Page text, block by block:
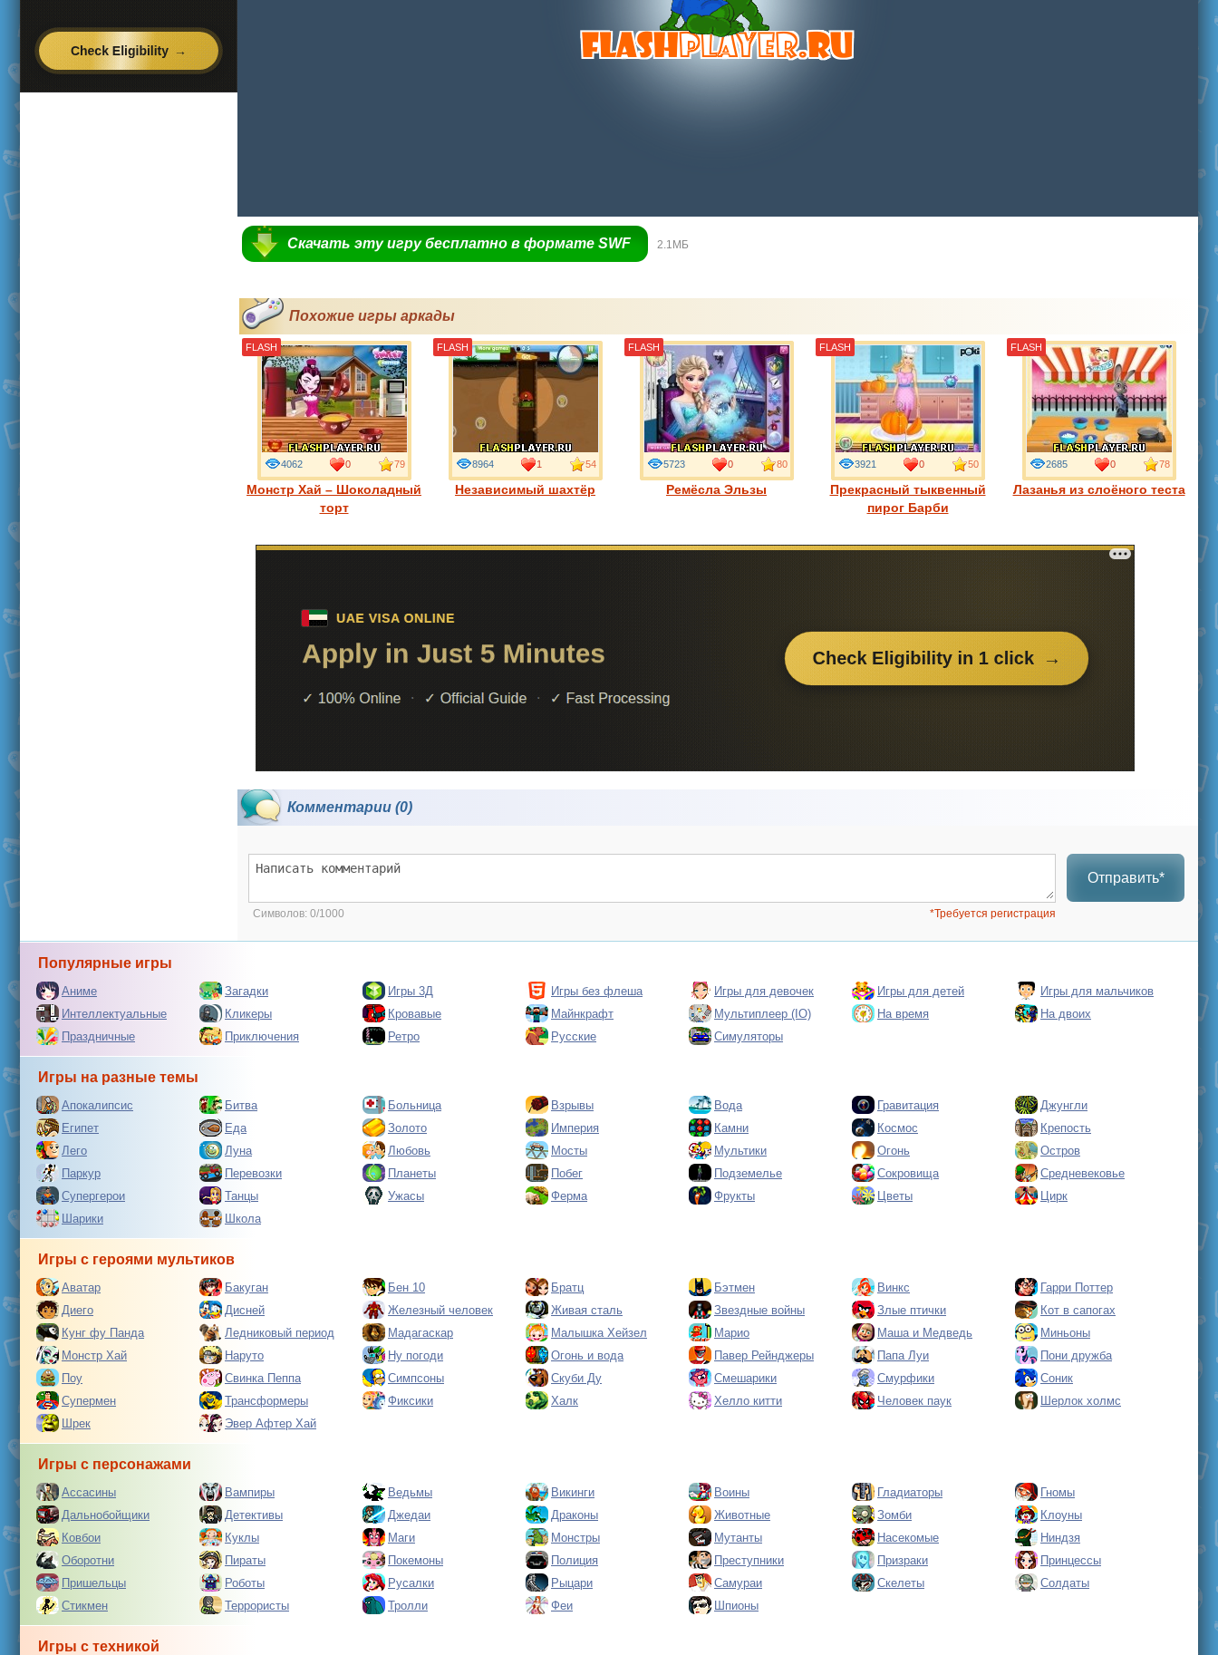
Скачать эту игру бесплатно в формате SWF 2.1МБ
Похожие игры аркады
Монстр Хай – Шоколадный
торт
4062 0 79
FLASH
Независимый шахтёр
8964 1 54
FLASH
Ремёсла Эльзы
5723 0 80
FLASH
Прекрасный тыквенный
пирог Барби
3921 0 50
FLASH
Лазанья из слоёного теста
2685 0 78
FLASH
Комментарии (0)
Отправить*
Символов: 0/1000 *Требуется регистрация
Популярные игры
Аниме Загадки Игры 3Д Игры без флеша Игры для девочек Игры для детей
Игры для мальчиков
Интеллектуальные
Кликеры Кровавые Майнкрафт Мультиплеер (IO) На время
На двоих
Праздничные
Приключения Ретро Русские Симуляторы
Игры на разные темы
Апокалипсис Битва Больница Взрывы Вода Гравитация
Джунгли
Египет
Еда Золото Империя Камни Космос
Крепость
Лего
Луна Любовь Мосты Мультики Огонь
Остров
Паркур
Перевозки Планеты Побег Подземелье Сокровища
Средневековье
Супергерои
Танцы Ужасы Ферма Фрукты Цветы
Цирк
Шарики
Школа
Игры с героями мультиков
Аватар Бакуган Бен 10 Братц Бэтмен Винкс
Гарри Поттер
Диего
Дисней Железный человек Живая сталь Звездные войны Злые птички
Кот в сапогах
Кунг фу Панда
Ледниковый период Мадагаскар Малышка Хейзел Марио Маша и Медведь
Миньоны
Монстр Хай
Наруто Ну погоди Огонь и вода Павер Рейнджеры Папа Луи
Пони дружба
Поу
Свинка Пеппа Симпсоны Скуби Ду Смешарики Смурфики
Соник
Супермен
Трансформеры Фиксики Халк Хелло китти Человек паук
Шерлок холмс
Шрек
Эвер Афтер Хай
Игры с персонажами
Ассасины Вампиры Ведьмы Викинги Воины Гладиаторы
Гномы
Дальнобойщики
Детективы Джедаи Драконы Животные Зомби
Клоуны
Ковбои
Куклы Маги Монстры Мутанты Насекомые
Ниндзя
Оборотни
Пираты Покемоны Полиция Преступники Призраки
Принцессы
Пришельцы
Роботы Русалки Рыцари Самураи Скелеты
Солдаты
Стикмен
Террористы Тролли Феи Шпионы
Игры с техникой